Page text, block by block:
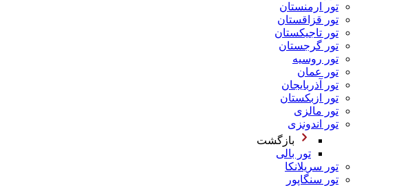
تور ارمنستان
تور قزاقستان
تور تاجیکستان
تور گرجستان
تور روسیه
تور عمان
تور آذربایجان
تور ازبکستان
تور مالزی
تور اندونزی
بازگشت
تور بالی
تور سریلانکا
تور سنگاپور